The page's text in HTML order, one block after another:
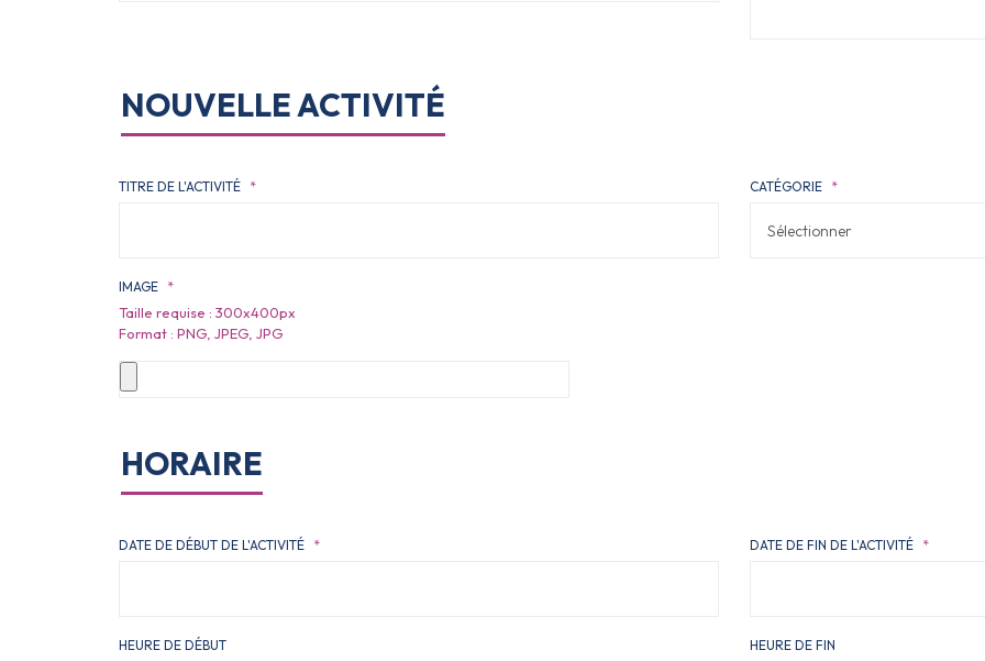
NOUVELLE ACTIVITÉ
TITRE DE L'ACTIVITÉ * CATÉGORIE *
IMAGE *
Taille requise : 300x400px
Format : PNG, JPEG, JPG
HORAIRE
DATE DE DÉBUT DE L'ACTIVITÉ * DATE DE FIN DE L'ACTIVITÉ *
HEURE DE DÉBUT HEURE DE FIN